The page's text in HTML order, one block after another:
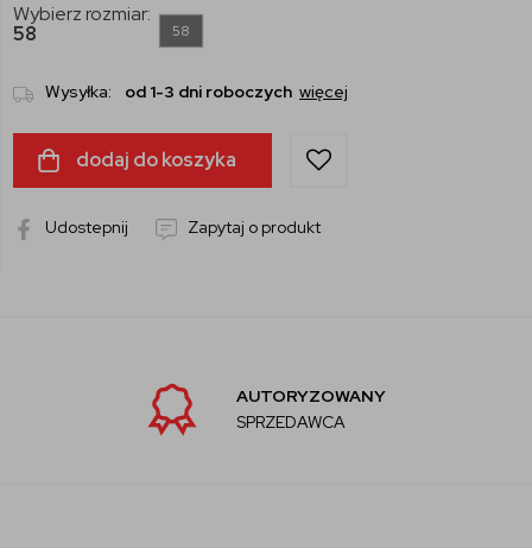
Wybierz rozmiar:
58
58
Wysyłka: od 1-3 dni roboczych więcej
dodaj do koszyka
Udostepnij Zapytaj o produkt
AUTORYZOWANY
SPRZEDAWCA